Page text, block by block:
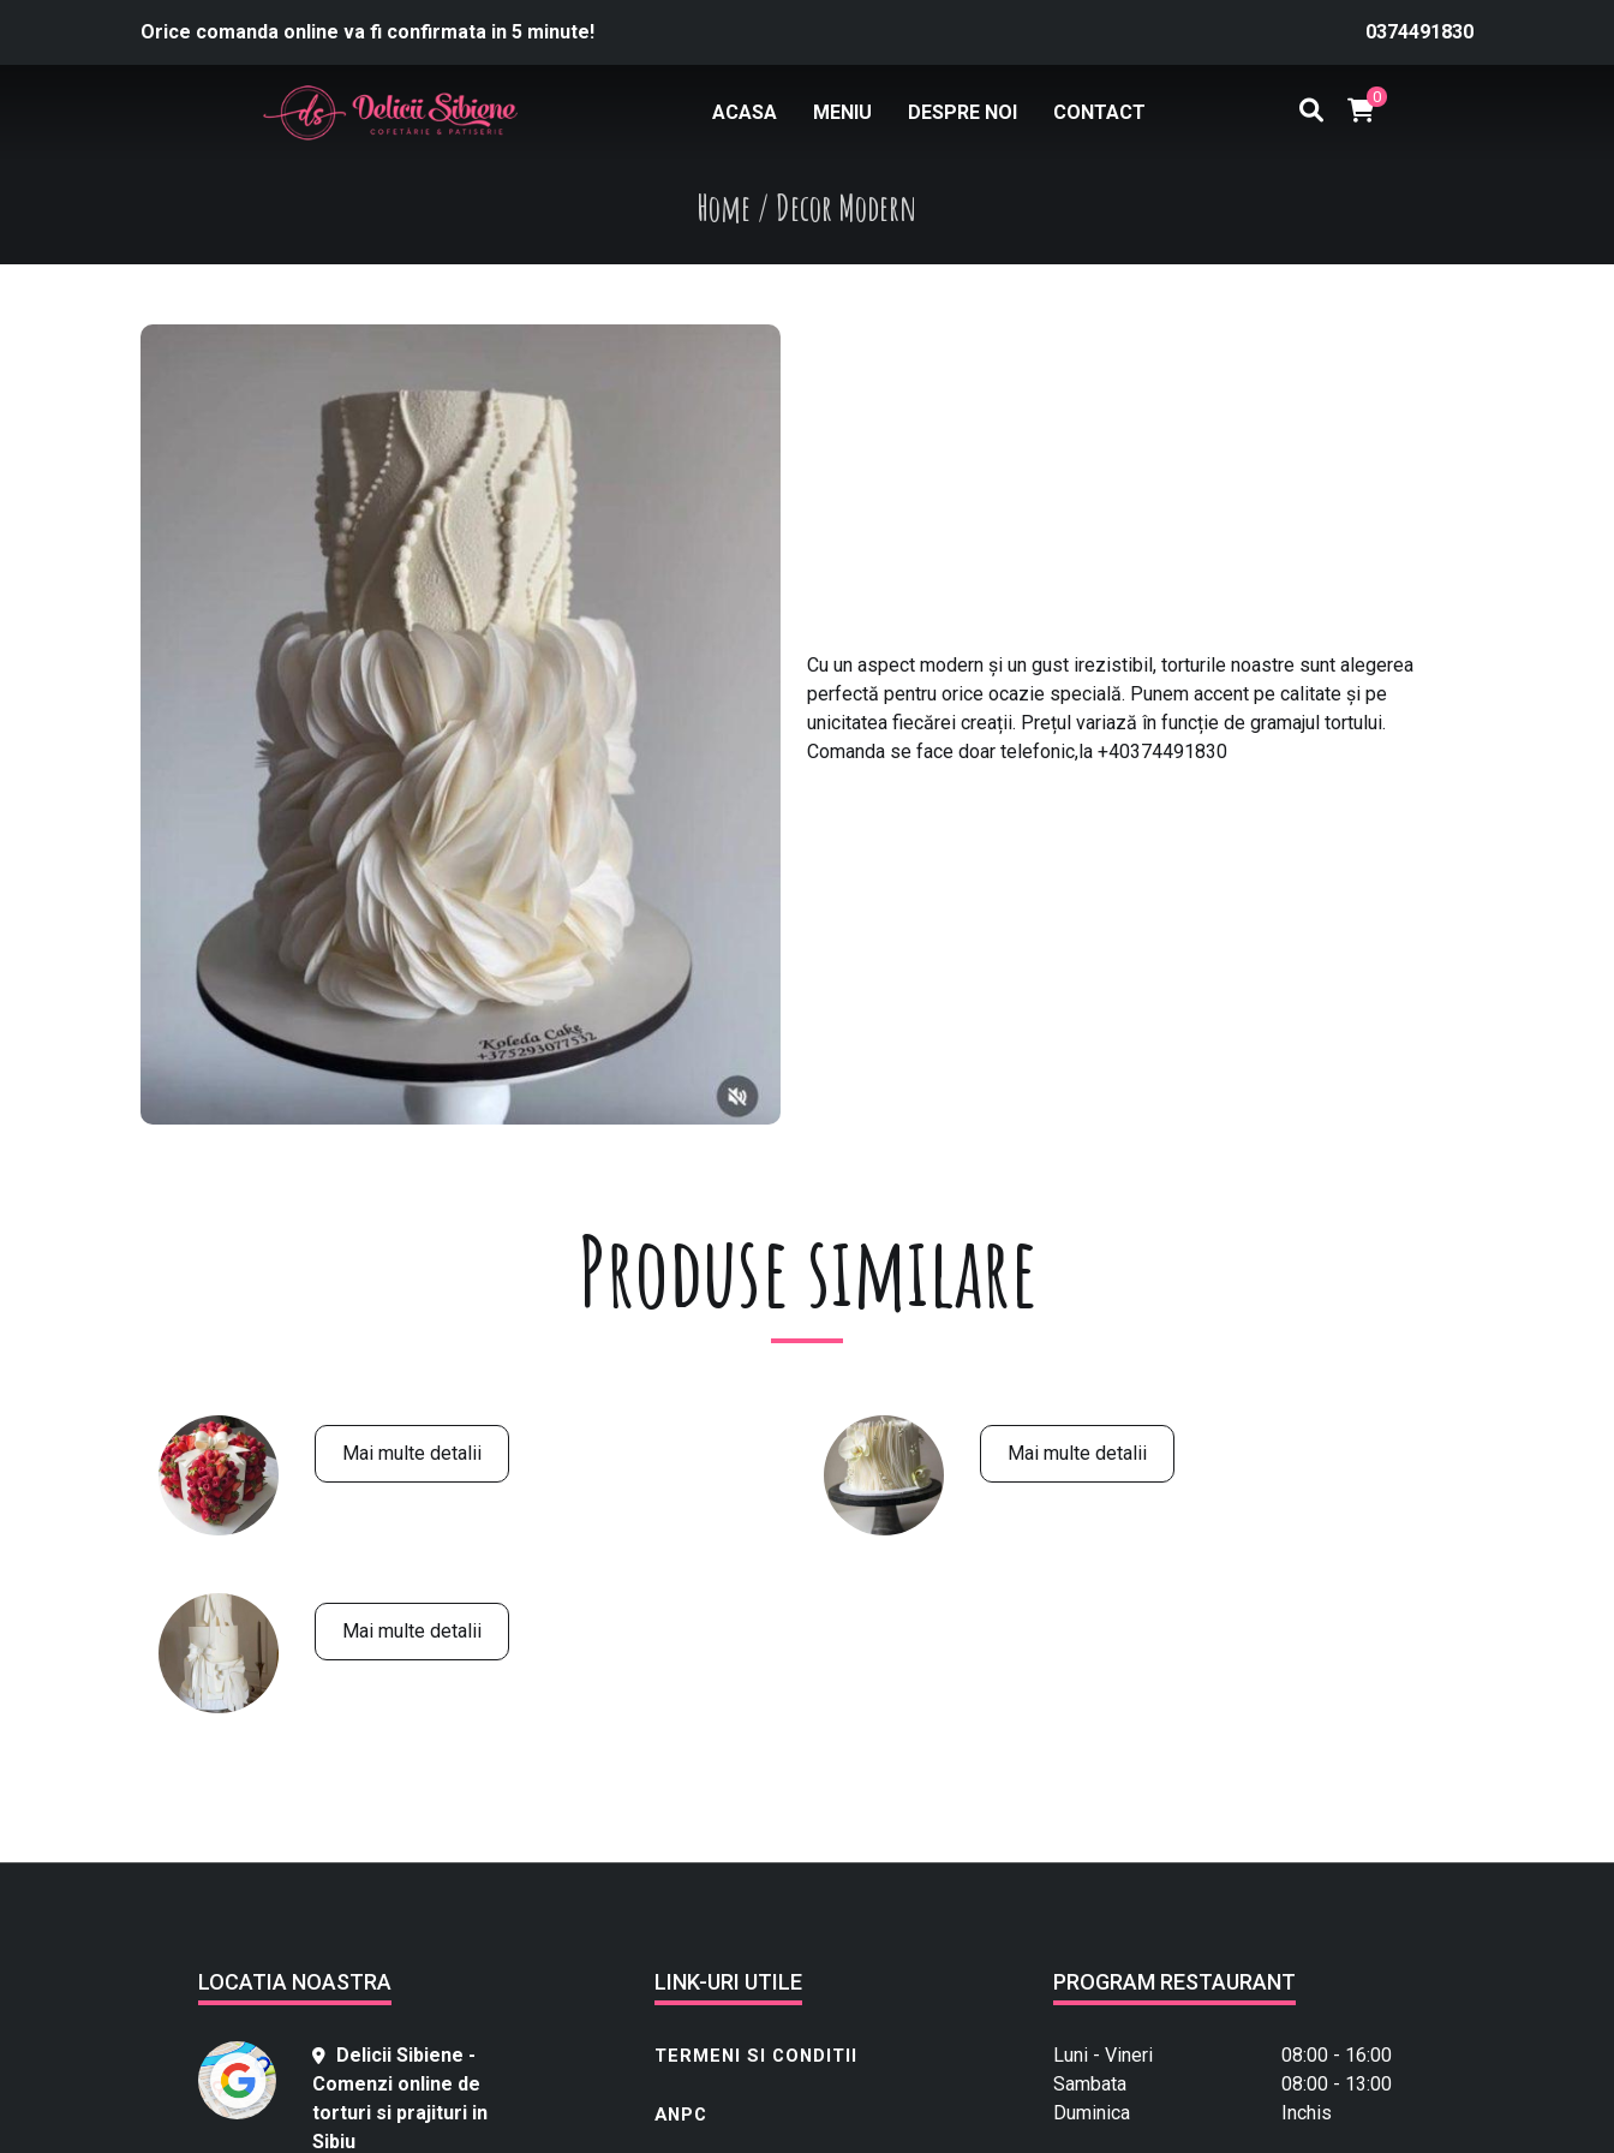
Orice comanda online va fi confirmata in 5 minute! 0374491830
ACASA MENIU DESPRE NOI CONTACT
0
Home / Decor Modern
Cu un aspect modern și un gust irezistibil, torturile noastre sunt alegerea
perfectă pentru orice ocazie specială. Punem accent pe calitate și pe
unicitatea fiecărei creații. Prețul variază în funcție de gramajul tortului.
Comanda se face doar telefonic,la +40374491830
Produse similare
Mai multe detalii Mai multe detalii
Mai multe detalii
LOCATIA NOASTRA
Delicii Sibiene -
Comenzi online de
torturi si prajituri in
Sibiu
LINK-URI UTILE
TERMENI SI CONDITII
ANPC
PROGRAM RESTAURANT
Luni - Vineri
08:00 - 16:00
Sambata
08:00 - 13:00
Duminica
Inchis